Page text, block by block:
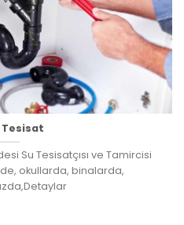
Su Tesisatçısı ve Tamircisi
okullarda, binalarda,